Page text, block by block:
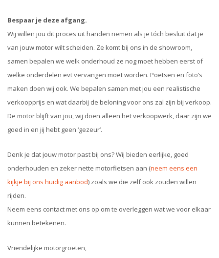
Bespaar je deze afgang.
Wij willen jou dit proces uit handen nemen als je tóch besluit dat je
van jouw motor wilt scheiden. Ze komt bij ons in de showroom,
samen bepalen we welk onderhoud ze nog moet hebben eerst of
welke onderdelen evt vervangen moet worden. Poetsen en foto’s
maken doen wij ook. We bepalen samen met jou een realistische
verkoopprijs en wat daarbij de beloning voor ons zal zijn bij verkoop.
De motor blijft van jou, wij doen alleen het verkoopwerk, daar zijn we
goed in en jij hebt geen ‘gezeur’.
Denk je dat jouw motor past bij ons? Wij bieden eerlijke, goed
onderhouden en zeker nette motorfietsen aan (neem eens een
kijkje bij ons huidig aanbod) zoals we die zelf ook zouden willen
rijden.
Neem eens contact met ons op om te overleggen wat we voor elkaar
kunnen betekenen.
Vriendelijke motorgroeten,